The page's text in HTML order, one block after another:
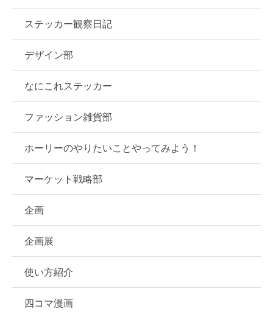
ステッカー観察日記
デザイン部
なにこれステッカー
ファッション雑貨部
ホーリーのやりたいことやってみよう！
マーケット戦略部
企画
企画展
使い方紹介
四コマ漫画